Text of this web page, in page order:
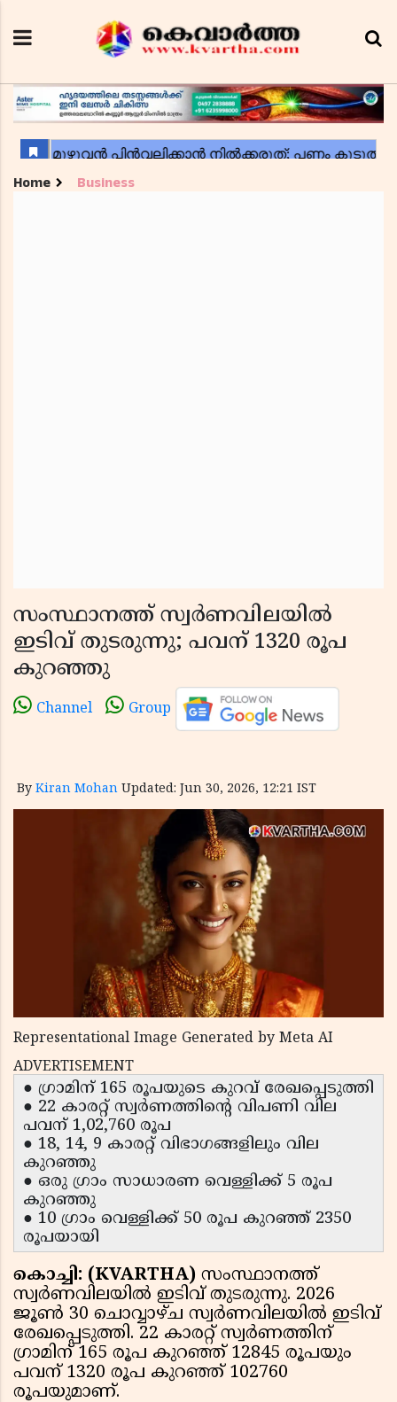
Home Business
സംസ്ഥാനത്ത് സ്വര്‍ണവിലയില്‍
ഇടിവ് തുടരുന്നു; പവന് 1320 രൂപ
കുറഞ്ഞു
Channel Group
By Kiran Mohan Updated: Jun 30, 2026, 12:21 IST
Representational Image Generated by Meta AI
ADVERTISEMENT
● ഗ്രാമിന് 165 രൂപയുടെ കുറവ് രേഖപ്പെടുത്തി
● 22 കാരറ്റ് സ്വർണത്തിന്റെ വിപണി വില
പവന് 1,02,760 രൂപ
● 18, 14, 9 കാരറ്റ് വിഭാഗങ്ങളിലും വില
കുറഞ്ഞു
● ഒരു ഗ്രാം സാധാരണ വെള്ളിക്ക് 5 രൂപ
കുറഞ്ഞു
● 10 ഗ്രാം വെള്ളിക്ക് 50 രൂപ കുറഞ്ഞ് 2350
രൂപയായി
കൊച്ചി: (KVARTHA) സംസ്ഥാനത്ത്
സ്വർണവിലയിൽ ഇടിവ് തുടരുന്നു. 2026
ജൂൺ 30 ചൊവ്വാഴ്ച സ്വർണവിലയിൽ ഇടിവ്
രേഖപ്പെടുത്തി. 22 കാരറ്റ് സ്വർണത്തിന്
ഗ്രാമിന് 165 രൂപ കുറഞ്ഞ് 12845 രൂപയും
പവന് 1320 രൂപ കുറഞ്ഞ് 102760
രൂപയുമാണ്.